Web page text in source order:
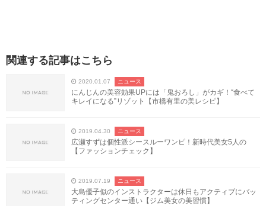
関連する記事はこちら
2020.01.07 ニュース
にんじんの美容効果UPには「鬼おろし」がカギ！“食べて
キレイになる”リゾット【市橋有里の美レシピ】
2019.04.30 ニュース
広瀬すずは個性派シースルーワンピ！新時代美女5人の
【ファッションチェック】
2019.07.19 ニュース
大島優子似のインストラクターは休日もアクティブにバッ
ティングセンター通い【ジム美女の美習慣】